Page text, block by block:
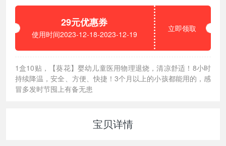
29元优惠券
使用时间2023-12-18-2023-12-19
立即领取
1盒10贴，【葵花】婴幼儿童医用物理退烧，清凉舒适！8小时
持续降温，安全、方便、快捷！3个月以上的小孩都能用的，感
冒多发时节囤上有备无患
宝贝详情